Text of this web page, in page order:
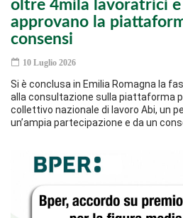
oltre 4mila lavoratrici
approvano la
consensi
10 Luglio 2026
Si è conclusa in Emilia Romagna la
alla consultazione sulla piattaforma
collettivo nazionale di lavoro Abi, un
un’ampia partecipazione e da un